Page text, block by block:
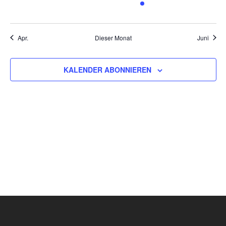
VERANSTALTUNGEN,
VERANSTALTUNGEN,
VERANSTALTUNG,
Apr. Dieser Monat Juni
KALENDER ABONNIEREN